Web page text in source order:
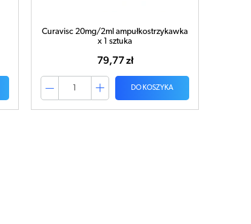
Curavisc 20mg/2ml ampułkostrzykawka
x 1 sztuka
79,77 zł
DO KOSZYKA